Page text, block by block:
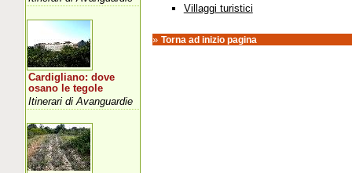
Villaggi turistici
» Torna ad inizio pagina
Cardigliano: dove
osano le tegole
Itinerari di Avanguardie